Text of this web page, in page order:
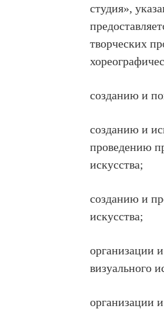
студия»,
творческих
созданию и
созданию и
проведению
искусства;
созданию и
искусства;
организации
визуального
организации